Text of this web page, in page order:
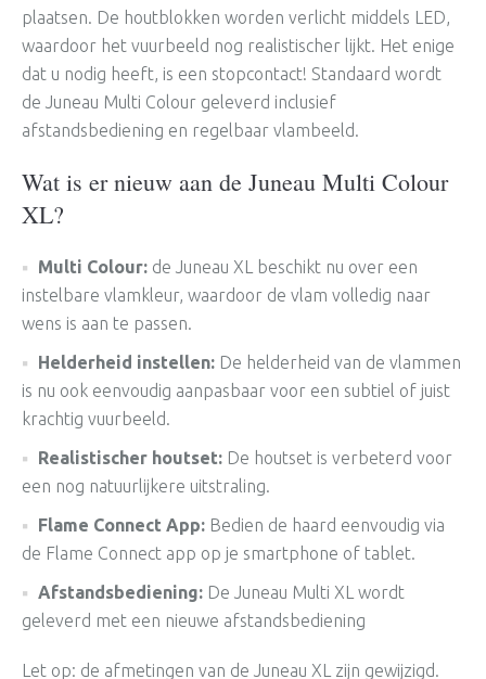
plaatsen. De houtblokken worden verlicht middels LED,
waardoor het vuurbeeld nog realistischer lijkt. Het enige
dat u nodig heeft, is een stopcontact! Standaard wordt
de Juneau Multi Colour geleverd inclusief
afstandsbediening en regelbaar vlambeeld.
Wat is er nieuw aan de Juneau Multi Colour
XL?
Multi Colour: de Juneau XL beschikt nu over een
instelbare vlamkleur, waardoor de vlam volledig naar
wens is aan te passen.
Helderheid instellen: De helderheid van de vlammen
is nu ook eenvoudig aanpasbaar voor een subtiel of juist
krachtig vuurbeeld.
Realistischer houtset: De houtset is verbeterd voor
een nog natuurlijkere uitstraling.
Flame Connect App: Bedien de haard eenvoudig via
de Flame Connect app op je smartphone of tablet.
Afstandsbediening: De Juneau Multi XL wordt
geleverd met een nieuwe afstandsbediening
Let op: de afmetingen van de Juneau XL zijn gewijzigd.